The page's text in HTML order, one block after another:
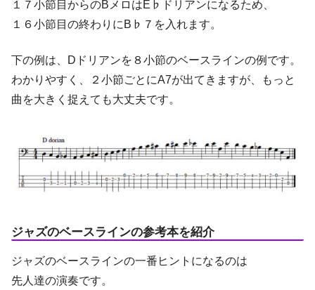
１７小節目からのBメロはE♭ドリアンになるため、
１６小節目の終わりにB♭７を入れます。
下の例は、Dドリアンを８小節のベースラインの例です。
わかりやすく、２小節ごとにA7が出てきますが、もっと
曲を大きく捉えても大丈夫です。
ジャズのベースラインの参考本を紹介
ジャズのベースラインの一番ヒントになるのは
先人達の演奏です。